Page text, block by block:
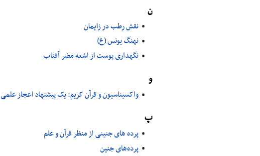
ن
نقش رطب در زایمان
نهنگ یونس (ع)
نگهداری پوست از اشعه مضر آفتاب
و
واکسیناسیون و قرآن کریم: یک پیشنهاد اعجاز علمی
پ
پرده های جنینی از منظر قرآن و علم
پرده‌های جنین